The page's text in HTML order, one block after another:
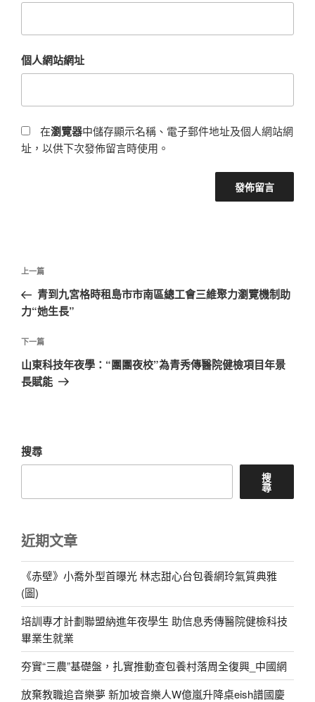
個人網站網址
在瀏覽器中儲存顯示名稱、電子郵件地址及個人網站網
址，以供下次發佈留言時使用。
文
導
覽
上
一
篇
章
上一篇
青到九宮格時租島市市南區總工會三維聚力瀏覽機制助
力“她生長”
下
一
篇
下一篇
山東科技年夜學：“團團夜校”為青秀傳醫院健檢項目年景
長賦能
搜尋
搜
尋
近期文章
《赤壁》小喬外型首曝光 林志甜心台包養網玲氣質典雅
(圖)
培訓專才計劃聯盟納進年夜學生 助信息秀傳醫院健檢科技
畢業生就業
夯實“三農”基礎盤，扎實推動查包養村落周全復興_中國網
放棄教職追音樂夢 新加坡音樂人W億嵐升降桌eish譜國慶